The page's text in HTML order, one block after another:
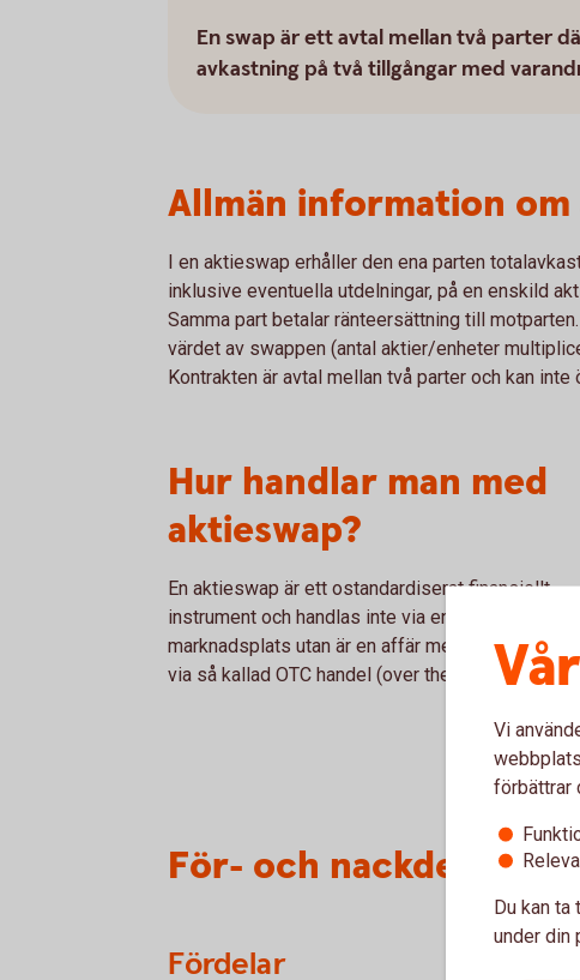
En swap är ett avtal mellan två parter
avkastning på två tillgångar med
Allmän information om
I en aktieswap erhåller den ena parten
inklusive eventuella utdelningar, på en enskild
Samma part betalar ränteersättning till
värdet av swappen (antal aktier/enheter
Kontrakten är avtal mellan två parter och kan inte
Hur handlar man med
aktieswap?
En aktieswap är ett ostandardiserat finansiellt
instrument och handlas inte via en
marknadsplats utan är en affär mellan två parter
via så kallad OTC handel (over the counter).
För- och nackdelar
Fördelar
Vi
förbättrar
Du kan
under din